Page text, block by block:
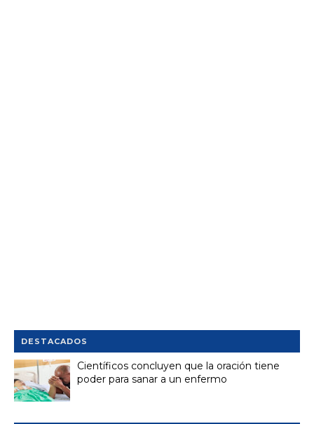
DESTACADOS
Científicos concluyen que la oración tiene
poder para sanar a un enfermo